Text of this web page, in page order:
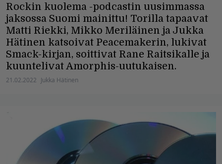
Rockin kuolema -podcastin uusimmassa
jaksossa Suomi mainittu! Torilla tapaavat
Matti Riekki, Mikko Meriläinen ja Jukka
Hätinen katsoivat Peacemakerin, lukivat
Smack-kirjan, soittivat Rane Raitsikalle ja
kuuntelivat Amorphis-uutukaisen.
21.02.2022 Jukka Hätinen